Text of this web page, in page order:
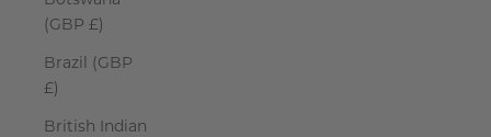
(GBP £)
Brazil (GBP
£)
British Indian